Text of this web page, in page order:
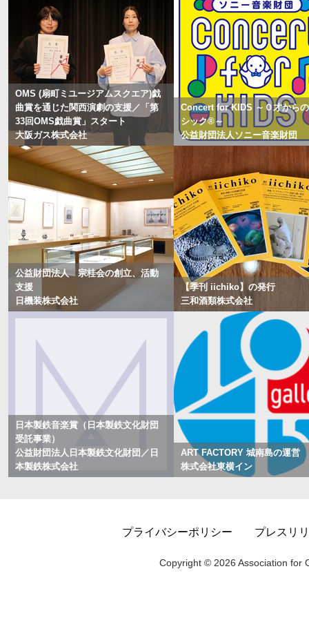
OMS (扇町ミユージアムスクエア)戯
曲賞を通じた関西演劇の支援／「第
33回OMS戯曲賞」スタート
大阪ガス株式会社
Concert for KIDS ～０才から
シック®～
公益財団法人ソニー音楽財団
公益財団法人 宗桂会の創立、活動
支援
日機装株式会社
【季刊 iichiko】の発行
三和酒類株式会社
日本製鉄音楽賞（日本製鉄文化財団
受託事業）
公益財団法人日本製鉄文化財団／日
本製鉄株式会社
ART FACTORY 城南島の運営
株式会社東横イン
プライバシーポリシー プレスリ
Copyright © 2026 Association for